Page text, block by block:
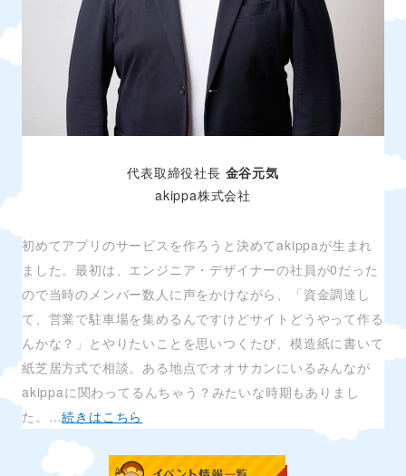
代表取締役社長 金谷元気
akippa株式会社
初めてアプリのサービスを作ろうと決めてakippaが生まれ
ました。最初は、エンジニア・デザイナーの社員が0だった
ので当時のメンバー数人に声をかけながら、「資金調達し
て、営業で駐車場を集めるんですけどサイトどうやって作る
んかな？」とやりたいことを思いつくたび、模造紙に書いて
紙芝居方式で相談。ある地点でオオサカンにいるみんなが
akippaに関わってるんちゃう？みたいな時期もありまし
た。…続きはこちら